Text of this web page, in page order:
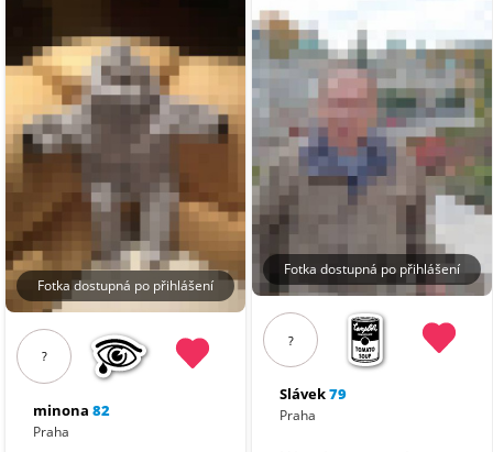
Fotka dostupná po přihlášení
?
minona 82
Praha
Fotka dostupná po přihlášení
?
Slávek79
Praha